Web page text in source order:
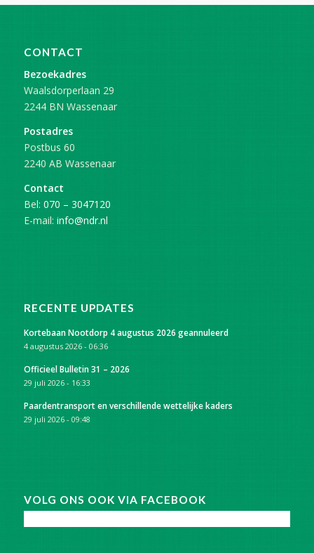
CONTACT
Bezoekadres
Waalsdorperlaan 29
2244 BN Wassenaar
Postadres
Postbus 60
2240 AB Wassenaar
Contact
Bel: 070 – 3047120
E-mail: info@ndr.nl
RECENTE UPDATES
Kortebaan Nootdorp 4 augustus 2026 geannuleerd
4 augustus 2026 - 06:36
Officieel Bulletin 31 – 2026
29 juli 2026 - 16:33
Paardentransport en verschillende wettelijke kaders
29 juli 2026 - 09:48
VOLG ONS OOK VIA FACEBOOK